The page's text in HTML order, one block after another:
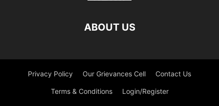
ABOUT US
Privacy Policy Our Grievances Cell Contact Us
Terms & Conditions Login/Register